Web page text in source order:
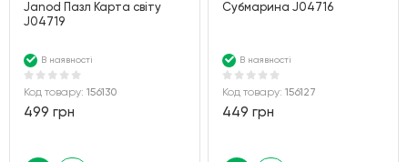
Janod Пазл Карта світу
J04719
В наявності
Код товару: 156130
499 грн
Субмарина J04716
В наявності
Код товару:156127
449 грн